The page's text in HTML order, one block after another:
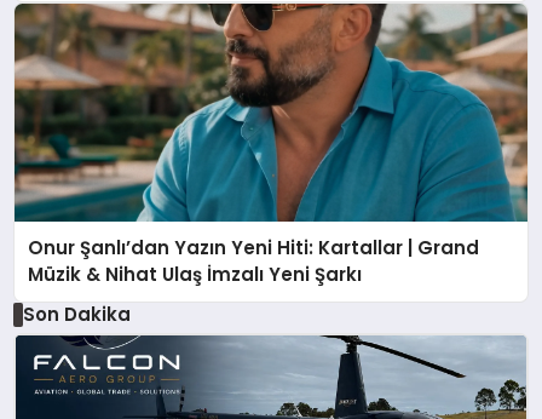
Onur Şanlı’dan Yazın Yeni Hiti: Kartallar | Grand
Müzik & Nihat Ulaş İmzalı Yeni Şarkı
Son Dakika